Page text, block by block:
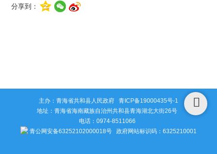
分享到：
主办：青海省共和县人民政府 青ICP备19000435号-1
地址：青海省海南藏族自治州共和县青海湖北大街26号
电话：0974-8511066
青公网安备63252102000018号 政府网站标识码：6325210001